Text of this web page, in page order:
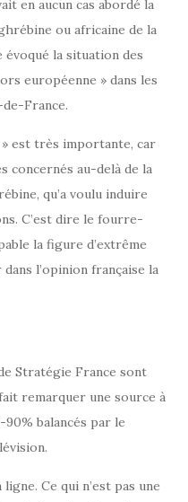
en aucun cas abordé la
ou africaine de la
la situation des
européenne » dans les
France.
est très importante, car
concernés au-delà de la
qu’a voulu induire
C’est dire le fourre-
la figure d’extrême
l’opinion française la
Stratégie France sont
remarquer une source à
balancés par le
Ce qui n’est pas une